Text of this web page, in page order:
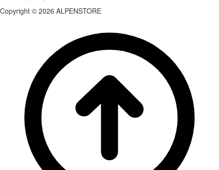
Copyright © 2026 ALPENSTORE